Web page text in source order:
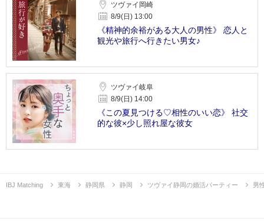
ツヴァイ岡崎
8/9(日) 13:00
《精神的余裕がある大人の男性》 恋人と
観光や旅行へ行きたい男女♪
ツヴァイ岐阜
8/9(日) 14:00
《この夏見つける♡相性のいい恋》 社交
的な彼×少し照れ屋な彼女
IBJ Matching 東海 静岡県 静岡 ツヴァイ静岡の婚活パーティー 男